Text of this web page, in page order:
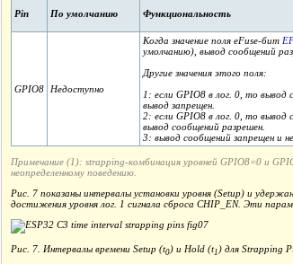
Pin По умолчанию Функциональность
GPIO8 Недоступно
Когда значение поля eFuse-бит
умолчанию), вывод сообщений
Другие значения этого поля:
1: если GPIO8 в лог. 0, то вывод
вывод запрещен.
2: если GPIO8 в лог. 0, то вывод
вывод сообщений разрешен.
3: вывод сообщений запрещен и
Примечание (1): strapping-комбинация уровней GPIO8=0 и
неопределенному поведению.
Рис. 7 показаны интервалы установки уровня (Setup) и
достижения уровня лог. 1 сигнала сброса CHIP_EN. Эти
Рис. 7. Интервалы времени Setup (t0) и Hold (t1) для Strapping